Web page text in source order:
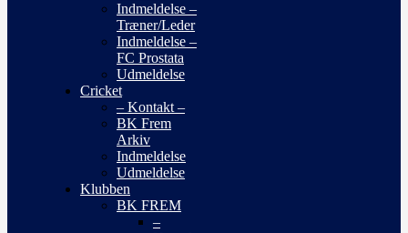
Indmeldelse –
Træner/Leder
Indmeldelse –
FC Prostata
Udmeldelse
Cricket
– Kontakt –
BK Frem
Arkiv
Indmeldelse
Udmeldelse
Klubben
BK FREM
–